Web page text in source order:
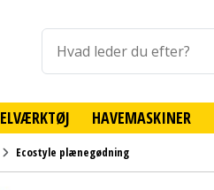
ELVÆRKTØJ HAVEMASKINER
Ecostyle plænegødning